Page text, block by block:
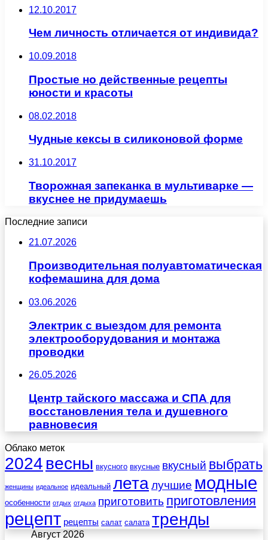
12.10.2017
Чем личность отличается от индивида?
10.09.2018
Простые но действенные рецепты
юности и красоты
08.02.2018
Чудные кексы в силиконовой форме
31.10.2017
Творожная запеканка в мультиварке —
вкуснее не придумаешь
Последние записи
21.07.2026
Производительная полуавтоматическая
кофемашина для дома
03.06.2026
Электрик с выездом для ремонта
электрооборудования и монтажа
проводки
26.05.2026
Центр тайского массажа и СПА для
восстановления тела и душевного
равновесия
Облако меток
2024 весны вкусного вкусные вкусный выбрать
женщины идеальное идеальный леталучшие модные
особенности отдых отдыха приготовить приготовления
рецепт рецепты салат салата тренды
Август 2026